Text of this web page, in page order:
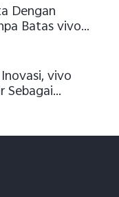
Dengan
Batas vivo
vivo
Sebagai